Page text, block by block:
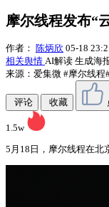
摩尔线程发布“
作者： 陈炳欣 05-18
相关舆情 AI解读 生成海
来源：爱集微 #摩尔线程
评论 收藏
1.5w
5月18日，摩尔线程在北